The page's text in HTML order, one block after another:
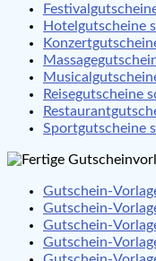
Hotelgutscheine
Reisegutscheine
Sportgutscheine
Gutschein-
Gutschein-
Gutschein-
Gutschein-